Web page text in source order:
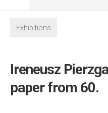
Exhibitions
Ireneusz
paper from 60.